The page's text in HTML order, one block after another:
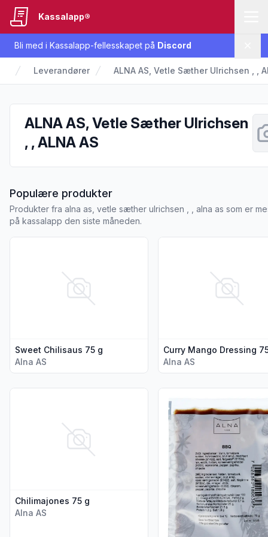
Bli med i Kassalapp-fellesskapet på Discord
Kassalapp®
Leverandører ALNA AS, Vetle Sæther Ulrichsen , ,
ALNA AS, Vetle Sæther Ulrichsen
, , ALNA AS
Populære produkterfra ALNA AS, Vetle Sæther
Produkter fra alna as, vetle sæther ulrichsen , , alna as som er
på kassalapp den siste måneden.
Sweet Chilisaus 75 g
Alna AS
Curry Mango Dressing
Alna AS
Chilimajones 75 g
Alna AS
Vis flere detaljer for produktet "Chilimajones 75 g"
Vis flere detaljer for